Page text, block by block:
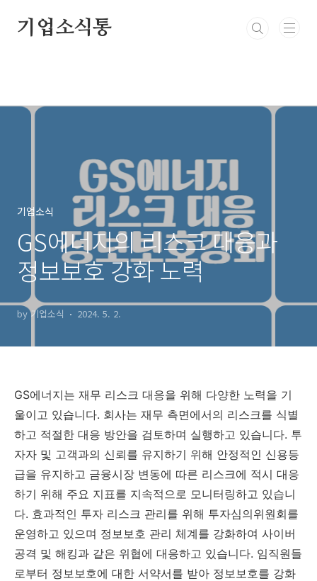
기업소식통
기업소식
GS에너지의 리스크 대응과
정보보호 강화 노력
by 기업소식 2024. 5. 2.
GS에너지는 재무 리스크 대응을 위해 다양한 노력을 기
울이고 있습니다. 회사는 재무 측면에서의 리스크를 식별
하고 적절한 대응 방안을 검토하며 실행하고 있습니다. 투
자자 및 고객과의 신뢰를 유지하기 위해 안정적인 신용등
급을 유지하고 금융시장 변동에 따른 리스크에 적시 대응
하기 위해 주요 지표를 지속적으로 모니터링하고 있습니
다. 효과적인 투자 리스크 관리를 위해 투자심의위원회를
운영하고 있으며 정보보호 관리 체계를 강화하여 사이버
공격 및 해킹과 같은 위협에 대응하고 있습니다. 임직원들
로부터 정보보호에 대한 서약서를 받아 정보보호를 강화